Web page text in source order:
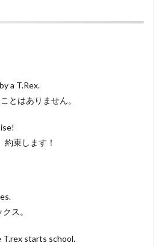
a T.Rex.
とはありません。
束します！
ス。
T.rex starts school.